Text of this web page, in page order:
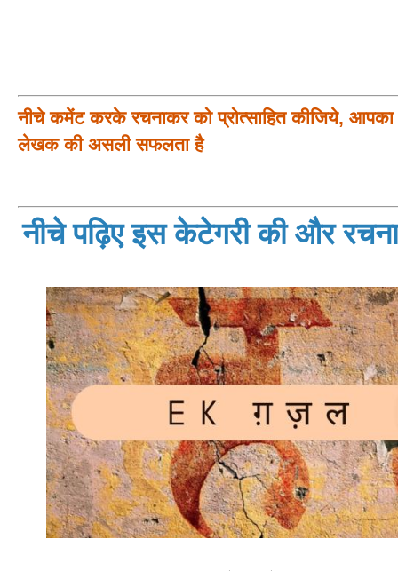
नीचे कमेंट करके रचनाकर को प्रोत्साहित कीजिये, आपका
लेखक की असली सफलता है
नीचे पढ़िए इस केटेगरी की और